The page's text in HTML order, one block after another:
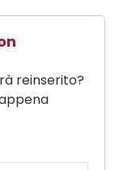
reinserito?